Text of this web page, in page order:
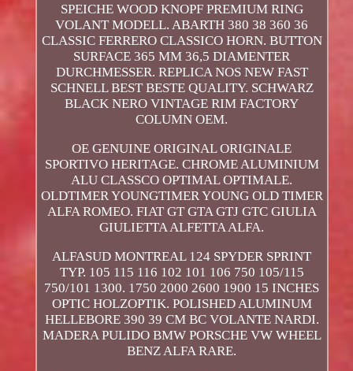
SPEICHE WOOD KNOPF PREMIUM RING
VOLANT MODELL. ABARTH 380 38 360 36
CLASSIC FERRERO CLASSICO HORN. BUTTON
SURFACE 365 MM 36,5 DIAMENTER
DURCHMESSER. REPLICA NOS NEW FAST
SCHNELL BEST BESTE QUALITY. SCHWARZ
BLACK NERO VINTAGE RIM FACTORY
COLUMN OEM.
OE GENUINE ORIGINAL ORIGINALE
SPORTIVO HERITAGE. CHROME ALUMINIUM
ALU CLASSCO OPTIMAL OPTIMALE.
OLDTIMER YOUNGTIMER YOUNG OLD TIMER
ALFA ROMEO. FIAT GT GTA GTJ GTC GIULIA
GIULIETTA ALFETTA ALFA.
ALFASUD MONTREAL 124 SPYDER SPRINT
TYP. 105 115 116 102 101 106 750 105/115
750/101 1300. 1750 2000 2600 1900 15 INCHES
OPTIC HOLZOPTIK. POLISHED ALUMINUM
HELLEBORE 390 39 CM BC VOLANTE NARDI.
MADERA PULIDO BMW PORSCHE VW WHEEL
BENZ ALFA RARE.